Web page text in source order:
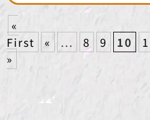
«
First
« ... 8 9 10
»